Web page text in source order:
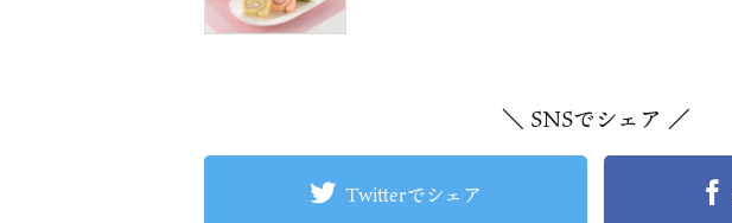
＼ SNSでシェア ／
Twitterでシェア